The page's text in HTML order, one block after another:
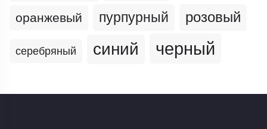
оранжевый пурпурный розовый
серебряный синий черный